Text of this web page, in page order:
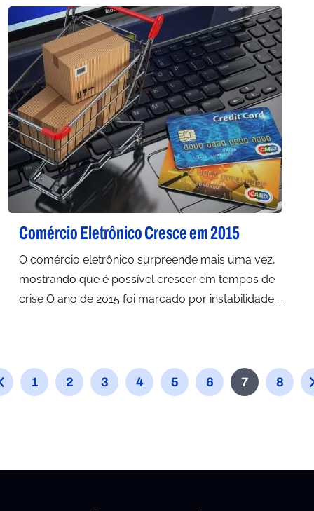
Comércio Eletrônico Cresce em 2015
O comércio eletrônico surpreende mais uma vez,
mostrando que é possível crescer em tempos de
crise O ano de 2015 foi marcado por instabilidade ...
1 2 3 4 5 6 7 8